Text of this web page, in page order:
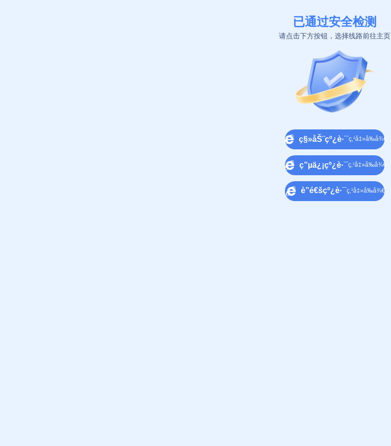
已通过安全检测
请点击下方按钮，选择线路前往主页
ç§»åŠ¨çº¿è·¯ç‚¹å‡»å‰å¾€
ç”µä¿¡çº¿è·¯ç‚¹å‡»å‰å¾€
è”é€šçº¿è·¯ç‚¹å‡»å‰å¾€